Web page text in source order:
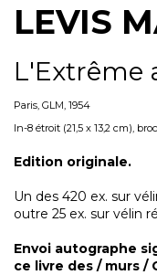
LEVIS
L'Extrême
Paris, GLM, 1954
In-8 étroit (21,5 x 13,2 cm),
Edition originale.
Un des 420 ex. sur
outre 25 ex. sur vélin
Envoi autographe
ce livre des / murs /